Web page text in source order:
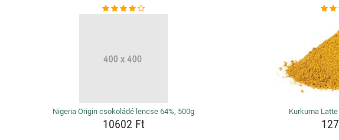
Nigeria Origin csokoládé lencse 64%, 500g
10602 Ft
Kurkuma